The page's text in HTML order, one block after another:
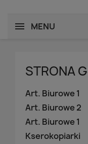
MENU
STRONA
Art. Biurowe 1
Art. Biurowe 2
Art. Biurowe 1
Kserokopiarki